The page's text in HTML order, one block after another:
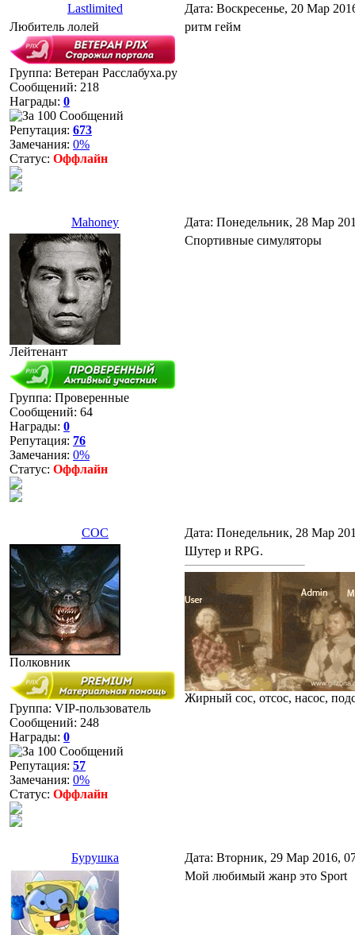
Lastlimited
Дата: Воскресенье, 20 Мар
Любитель лолей
Группа: Ветеран Расслабуха.ру
Сообщений: 218
Награды: 0
Репутация: 673
Замечания: 0%
Статус: Оффлайн
ритм гейм
Mahoney Дата: Понедельник, 28 Мар
Лейтенант
Группа: Проверенные
Сообщений: 64
Награды: 0
Репутация: 76
Замечания: 0%
Статус: Оффлайн
Спортивные симуляторы
COC Дата: Понедельник, 28 Мар
Полковник
Группа: VIP-пользователь
Сообщений: 248
Награды: 0
Репутация: 57
Замечания: 0%
Статус: Оффлайн
Шутер и RPG.
Жирный сос, отсос, насос,
Бурушка
Дата: Вторник, 29 Мар 2016,
Мой любимый жанр это Sport